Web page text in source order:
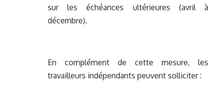
sur les échéances ultérieures (avril à
décembre).
En complément de cette mesure, les
travailleurs indépendants peuvent solliciter :